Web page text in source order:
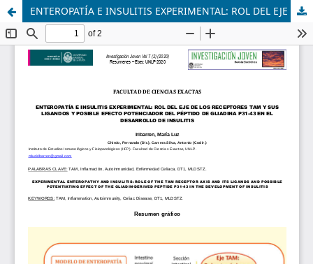
ENTEROPATÍA E INSULITIS EXPERIMENTAL: ROL DEL EJE DE LOS RECEPTORES TAM Y SUS LIGANDOS Y POSIBLE EFECTO POTENCIADOR DEL PÉPTIDO DE GLIADINA P31-43 EN EL DESARROLLO DE INSULITIS